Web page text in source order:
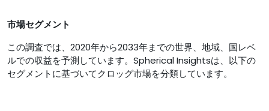
市場セグメント
この調査では、2020年から2033年までの世界、地域、国レベ
ルでの収益を予測しています。Spherical Insightsは、以下の
セグメントに基づいてクロッグ市場を分類しています。